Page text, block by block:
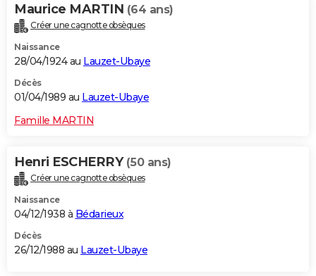
Maurice MARTIN (64 ans)
Créer une cagnotte obsèques
Naissance
28/04/1924 au Lauzet-Ubaye
Décès
01/04/1989 au Lauzet-Ubaye
Famille MARTIN
Henri ESCHERRY (50 ans)
Créer une cagnotte obsèques
Naissance
04/12/1938 à Bédarieux
Décès
26/12/1988 au Lauzet-Ubaye